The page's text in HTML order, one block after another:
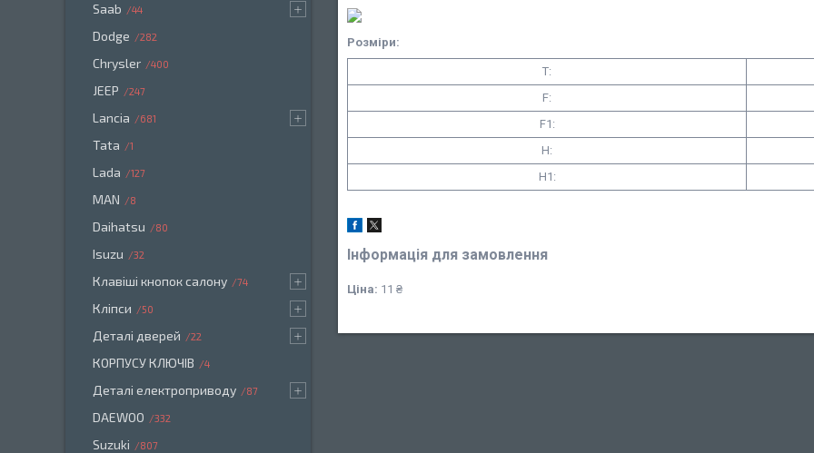
Розміри:
T:
F:
F1:
H:
H1:
Інформація для замовлення
Ціна: 11 ₴
Saab 44
Dodge 282
Chrysler 400
JEEP 247
Lancia 681
Tata 1
Lada 127
MAN 8
Daihatsu 80
Isuzu 32
Клавіші кнопок салону 74
Кліпси 50
Деталі дверей 22
КОРПУСУ КЛЮЧІВ 4
Деталі електроприводу 87
DAEWOO 332
Suzuki 807